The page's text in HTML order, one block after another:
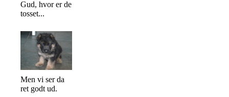
Gud, hvor er de
tosset...
Men vi ser da
ret godt ud.